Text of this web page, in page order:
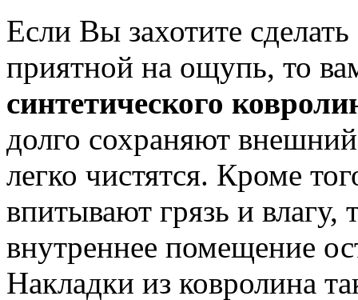
Если Вы захотите
приятной на ощупь, то
синтетического
долго сохраняют
легко чистятся. Кроме
впитывают грязь и
внутреннее помещение
Накладки из ковролина